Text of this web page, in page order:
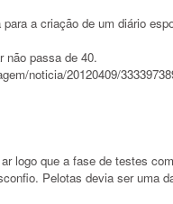
a criação de um diário
não passa de 40.
noticia/20120409/
logo que a fase de testes
Pelotas devia ser uma